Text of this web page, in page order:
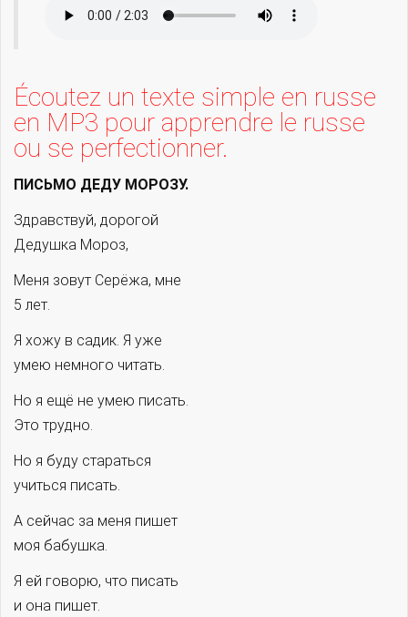
Écoutez un texte simple en russe
en MP3 pour apprendre le russe
ou se perfectionner.
ПИСЬМО ДЕДУ МОРОЗУ.
Здравствуй, дорогой
Дедушка Мороз,
Меня зовут Серёжа, мне
5 лет.
Я хожу в садик. Я уже
умею немного читать.
Но я ещё не умею писать.
Это трудно.
Но я буду стараться
учиться писать.
А сейчас за меня пишет
моя бабушка.
Я ей говорю, что писать
и она пишет.